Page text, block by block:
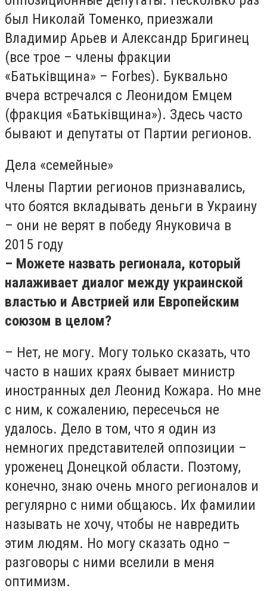
был Николай Томенко, приезжали
Владимир Арьев и Александр Бригинец
(все трое – члены фракции
«Батьківщина» – Forbes). Буквально
вчера встречался с Леонидом Емцем
(фракция «Батьківщина»). Здесь часто
бывают и депутаты от Партии регионов.
Дела «семейные»
Члены Партии регионов признавались,
что боятся вкладывать деньги в Украину
– они не верят в победу Януковича в
2015 году
– Можете назвать регионала, который
налаживает диалог между украинской
властью и Австрией или Европейским
союзом в целом?
– Нет, не могу. Могу только сказать, что
часто в наших краях бывает министр
иностранных дел Леонид Кожара. Но мне
с ним, к сожалению, пересечься не
удалось. Дело в том, что я один из
немногих представителей оппозиции –
уроженец Донецкой области. Поэтому,
конечно, знаю очень много регионалов и
регулярно с ними общаюсь. Их фамилии
называть не хочу, чтобы не навредить
этим людям. Но могу сказать одно –
разговоры с ними вселили в меня
оптимизм.